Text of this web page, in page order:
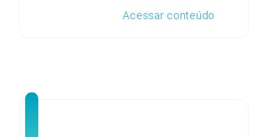
Acessar conteúdo